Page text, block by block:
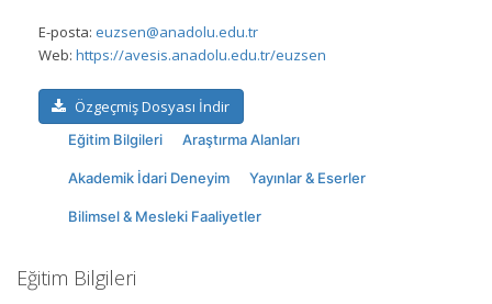
E-posta: euzsen@anadolu.edu.tr
Web: https://avesis.anadolu.edu.tr/euzsen
Özgeçmiş Dosyası İndir
Eğitim Bilgileri Araştırma Alanları
Akademik İdari Deneyim Yayınlar & Eserler
Bilimsel & Mesleki Faaliyetler
Eğitim Bilgileri